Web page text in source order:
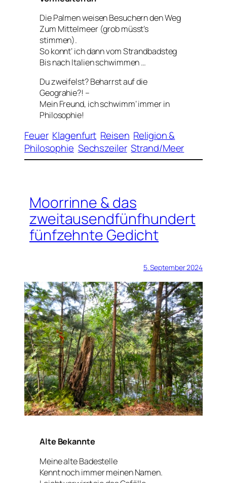
Die Palmen weisen Besuchern den Weg
Zum Mittelmeer (grob müsst’s
stimmen).
So konnt‘ ich dann vom Strandbadsteg
Bis nach Italien schwimmen …
Du zweifelst? Beharrst auf die
Geograhie?! –
Mein Freund, ich schwimm‘ immer in
Philosophie!
Feuer Klagenfurt Reisen Religion &
Philosophie Sechszeiler Strand/Meer
Moorrinne & das
zweitausendfünfhundert
fünfzehnte Gedicht
5. September 2024
Alte Bekannte
Meine alte Badestelle
Kennt noch immer meinen Namen.